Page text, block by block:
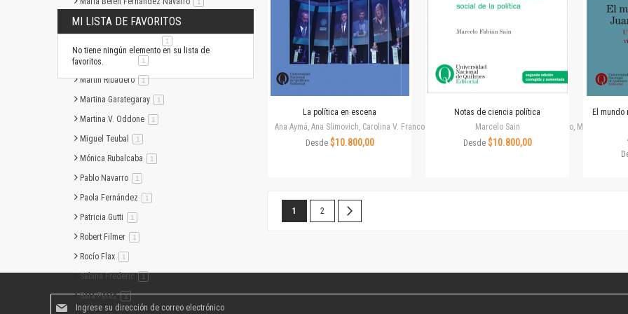
Colecciones
Publicaciones periódicas
Series
La política en escena
Ana Aymá, Ana Slimovich, Carolina V. Franco Häntzsch, María Belén Fernández Navarro, María Paula
Desde $10.800,00
Notas de ciencia política
Marcelo Sain
Desde $10.800,00
El mundo
Estás leyendo la página
1 Página
2
1
María Paula Onofrio 1artículo
1
Mariano Dagatti 1
Martín Ribadero 1artículo
Martina Garategaray 1
Martina V. Oddone 1
Miguel Teubal 1
Mónica Rubalcaba 1
Pablo Navarro 1
Paola Fernández 1
Patricia Gutti 1
Robert Filmer 1
Rocío Flax 1
Sabina Frederic 1
Sara Pérez 1artículo
MI LISTA DE FAVORITOS
No tiene ningún elemento en su lista de
favoritos.
Suscríbase